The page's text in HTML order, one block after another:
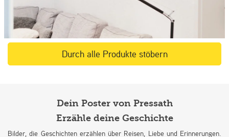
Durch alle Produkte stöbern
Dein Poster von Pressath
Erzähle deine Geschichte
Bilder, die Geschichten erzählen über Reisen, Liebe und Erinnerungen.